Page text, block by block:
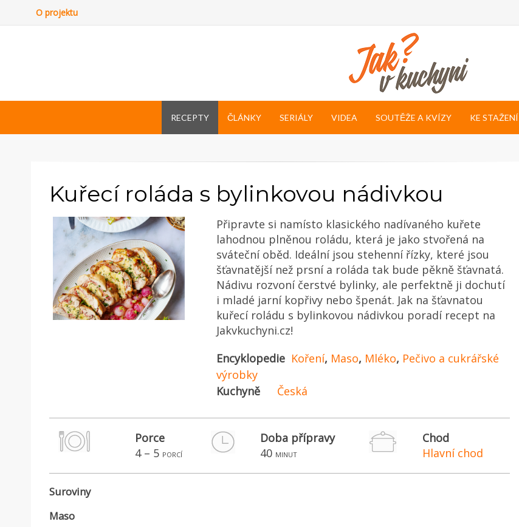
O projektu
RECEPTY ČLÁNKY SERIÁLY VIDEA SOUTĚŽE A KVÍZY KE STAŽENÍ
Kuřecí roláda s bylinkovou nádivkou
Připravte si namísto klasického nadívaného kuřete
lahodnou plněnou roládu, která je jako stvořená na
sváteční oběd. Ideální jsou stehenní řízky, které jsou
šťavnatější než prsní a roláda tak bude pěkně šťavnatá.
Nádivu rozvoní čerstvé bylinky, ale perfektně ji dochutí
i mladé jarní kopřivy nebo špenát. Jak na šťavnatou
kuřecí roládu s bylinkovou nádivkou poradí recept na
Jakvkuchyni.cz!
Encyklopedie Koření, Maso, Mléko, Pečivo a cukrářské
výrobky
Kuchyně
Česká
Porce
4 – 5 porcí
Doba přípravy
40 minut
Chod
Hlavní chod
Suroviny
Maso